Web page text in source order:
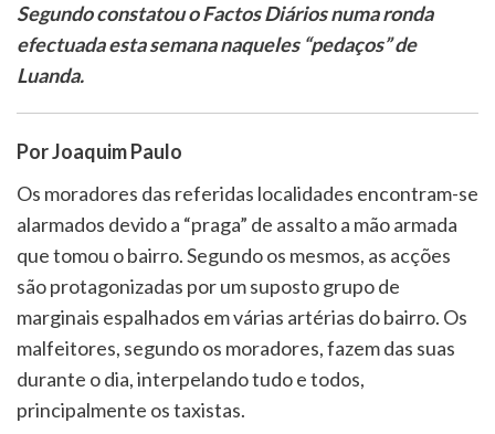
Segundo constatou o Factos Diários numa ronda
efectuada esta semana naqueles “pedaços” de
Luanda.
Por Joaquim Paulo
Os moradores das referidas localidades encontram-se
alarmados devido a “praga” de assalto a mão armada
que tomou o bairro. Segundo os mesmos, as acções
são protagonizadas por um suposto grupo de
marginais espalhados em várias artérias do bairro. Os
malfeitores, segundo os moradores, fazem das suas
durante o dia, interpelando tudo e todos,
principalmente os taxistas.